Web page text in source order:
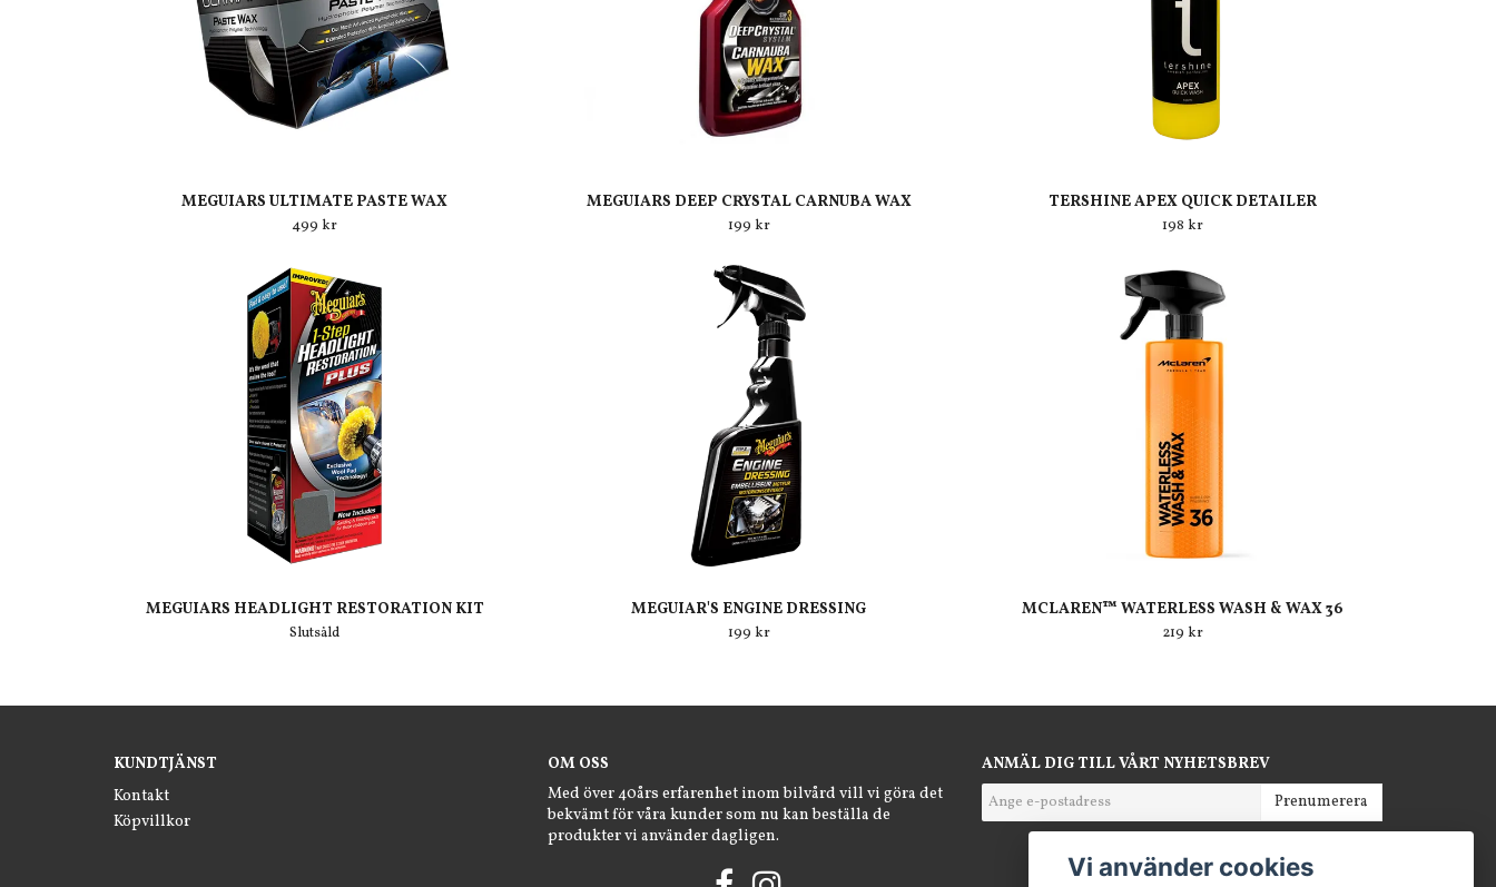
MEGUIARS ULTIMATE PASTE WAX
499 kr
MEGUIARS DEEP CRYSTAL CARNUBA WAX
199 kr
TERSHINE APEX QUICK DETAILER
198 kr
MEGUIARS HEADLIGHT RESTORATION KIT
Slutsåld
MEGUIAR'S ENGINE DRESSING
199 kr
MCLAREN™ WATERLESS WASH & WAX 36
219 kr
KUNDTJÄNST
Kontakt
Köpvillkor
OM OSS
Med över 40års erfarenhet inom bilvård vill vi göra det
bekvämt för våra kunder som nu kan beställa de
produkter vi använder dagligen.
ANMÄL DIG TILL VÅRT NYHETSBREV
Prenumerera
Vi använder cookies